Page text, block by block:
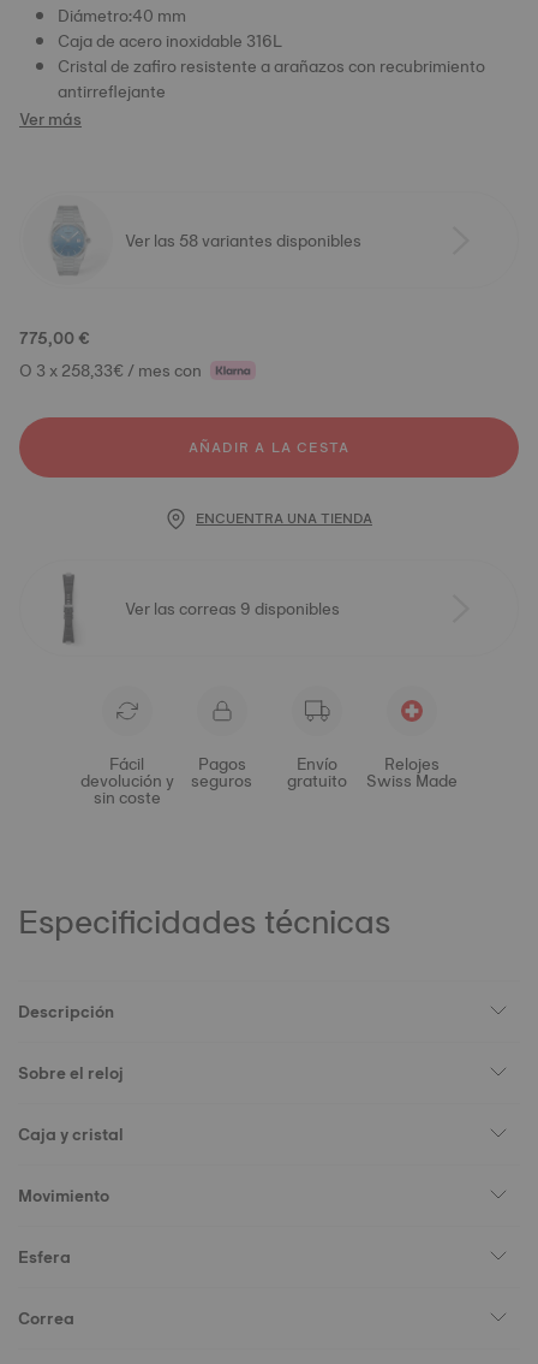
Diámetro:40 mm
Caja de acero inoxidable 316L
Cristal de zafiro resistente a arañazos con recubrimiento
antirreflejante
Ver más
Ver las 58 variantes disponibles
775,00 €
O 3 x 258,33€ / mes con
AÑADIR A LA CESTA
ENCUENTRA UNA TIENDA
Ver las correas 9 disponibles
Fácil
devolución y
sin coste
Pagos
seguros
Envío
gratuito
Relojes
Swiss Made
Especificidades técnicas
Descripción
Sobre el reloj
Caja y cristal
Movimiento
Esfera
Correa